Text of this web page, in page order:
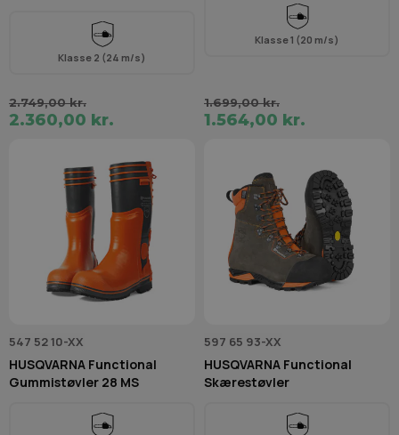
Klasse 2 (24 m/s)
2.749,00 kr.
2.360,00 kr.
Klasse 1 (20 m/s)
1.699,00 kr.
1.564,00 kr.
547 52 10-XX
HUSQVARNA Functional
Gummistøvler 28 MS
597 65 93-XX
HUSQVARNA Functional
Skærestøvler